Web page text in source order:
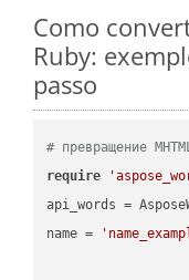
Como
Ruby:
passo
# превращение
require
api_words =
name =